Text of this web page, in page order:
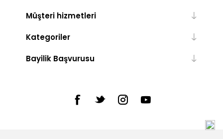
Müşteri hizmetleri
Kategoriler
Bayilik Başvurusu